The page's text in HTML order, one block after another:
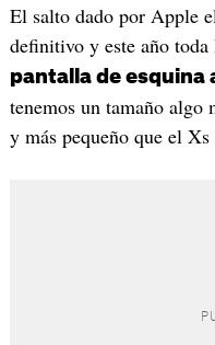
El salto dado por Apple
definitivo y este año toda
pantalla de esquina
tenemos un tamaño algo
y más pequeño que el